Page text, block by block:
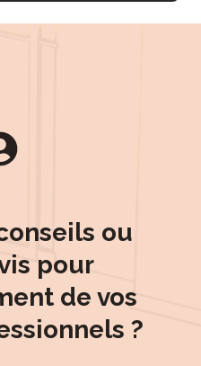
ou
pour
de vos
?